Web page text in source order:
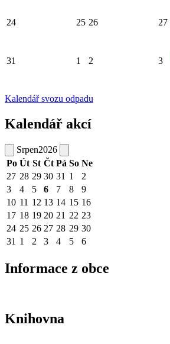
24 25 26 27
31 1 2 3
Kalendář svozu odpadu
Kalendář akcí
Srpen2026
Po Út St Čt Pá So Ne
27 28 29 30 31 1
2
3
4 5 6 7 8
9
10 11 12 13 14 15 16
17 18 19 20 21 22 23
24 25 26 27 28 29 30
31 1 2 3 4 5 6
Informace z obce
Knihovna